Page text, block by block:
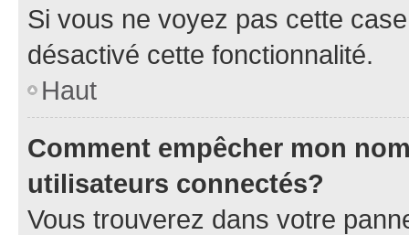
Si vous ne voyez pas cette
désactivé cette fonctionnalité.
Haut
Comment empêcher mon
utilisateurs connectés?
Vous trouverez dans votre